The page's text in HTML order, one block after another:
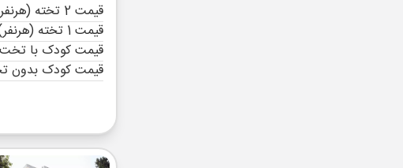
قیمت 2 تخته (هرنفر)
قیمت 1 تخته (هرنفر)
قیمت کودک با
قیمت کودک بدون